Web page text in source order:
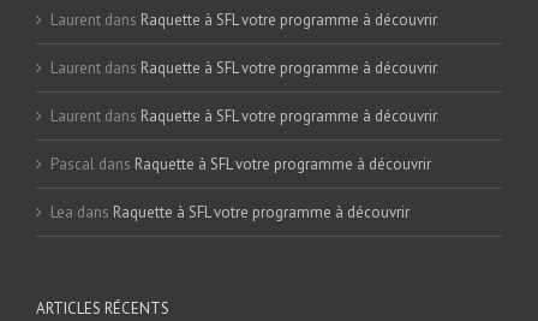
Laurent dans Raquette à SFL votre programme à découvrir
Laurent dans Raquette à SFL votre programme à découvrir
Laurent dans Raquette à SFL votre programme à découvrir
Pascal dans Raquette à SFL votre programme à découvrir
Lea dans Raquette à SFL votre programme à découvrir
ARTICLES RÉCENTS